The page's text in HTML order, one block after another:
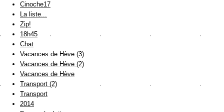
Cinoche17
La liste...
Zip!
18h45
Chat
Vacances de Hève (3)
Vacances de Hève (2)
Vacances de Hève
Transport (2)
Transport
2014